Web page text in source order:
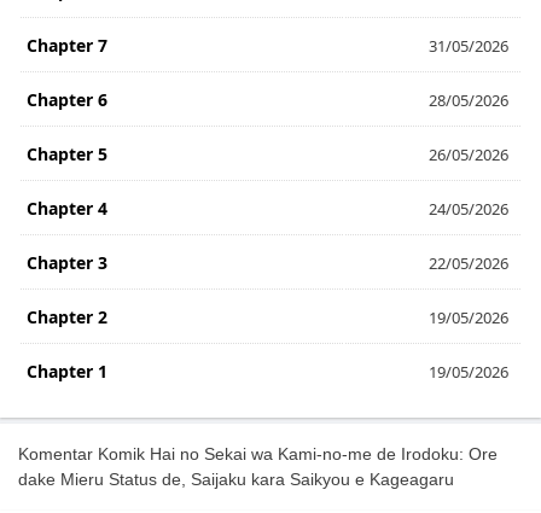
Chapter 7 31/05/2026
Chapter 6 28/05/2026
Chapter 5 26/05/2026
Chapter 4 24/05/2026
Chapter 3 22/05/2026
Chapter 2 19/05/2026
Chapter 1 19/05/2026
Komentar Komik Hai no Sekai wa Kami-no-me de Irodoku: Ore
dake Mieru Status de, Saijaku kara Saikyou e Kageagaru